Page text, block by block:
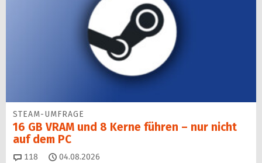
STEAM-UMFRAGE
16 GB VRAM und 8 Kerne führen – nur nicht
auf dem PC
118 Kommentare
04.08.2026